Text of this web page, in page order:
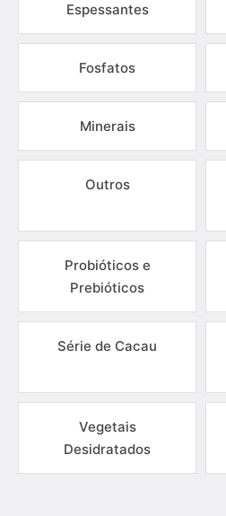
Espessantes
Fosfatos
Minerais
Outros
Probióticos e
Prebióticos
Série de Cacau
Vegetais
Desidratados